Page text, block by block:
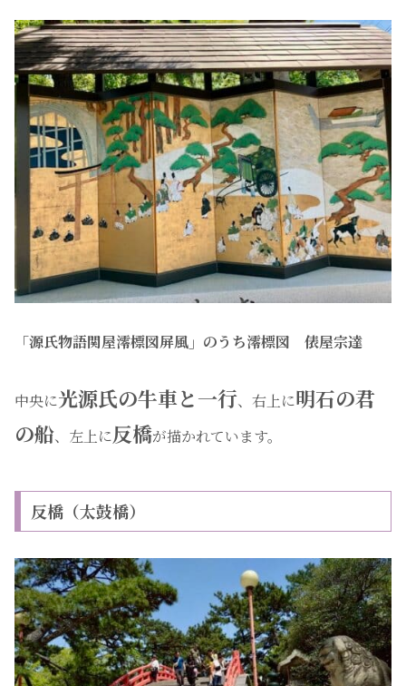
「源氏物語関屋澪標図屏風」のうち澪標図 俵屋宗達
中央に光源氏の牛車と一行、右上に明石の君
の船、左上に反橋が描かれています。
反橋（太鼓橋）